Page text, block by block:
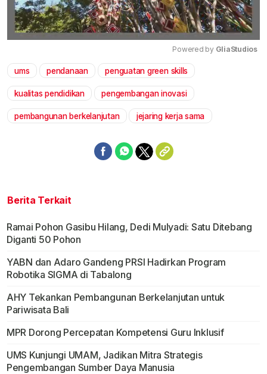
Powered by GliaStudios
ums pendanaan penguatan green skills
kualitas pendidikan pengembangan inovasi
pembangunan berkelanjutan jejaring kerja sama
Berita Terkait
Ramai Pohon Gasibu Hilang, Dedi Mulyadi: Satu Ditebang
Diganti 50 Pohon
YABN dan Adaro Gandeng PRSI Hadirkan Program
Robotika SIGMA di Tabalong
AHY Tekankan Pembangunan Berkelanjutan untuk
Pariwisata Bali
MPR Dorong Percepatan Kompetensi Guru Inklusif
UMS Kunjungi UMAM, Jadikan Mitra Strategis
Pengembangan Sumber Daya Manusia